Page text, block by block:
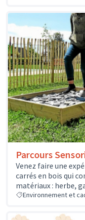
Parcours
Venez faire une
carrés en bois qui
matériaux : herbe,
Environnement et